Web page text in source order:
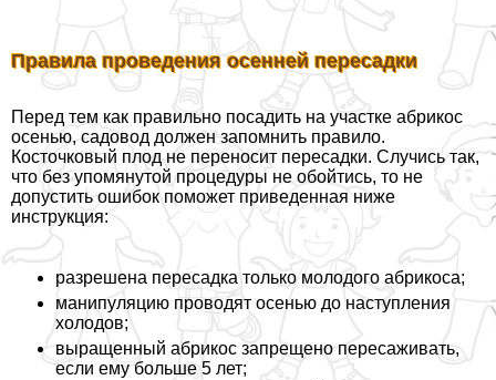
Правила проведения осенней пересадки
Перед тем как правильно посадить на участке абрикос
осенью, садовод должен запомнить правило.
Косточковый плод не переносит пересадки. Случись так,
что без упомянутой процедуры не обойтись, то не
допустить ошибок поможет приведенная ниже
инструкция:
разрешена пересадка только молодого абрикоса;
манипуляцию проводят осенью до наступления
холодов;
выращенный абрикос запрещено пересаживать,
если ему больше 5 лет;